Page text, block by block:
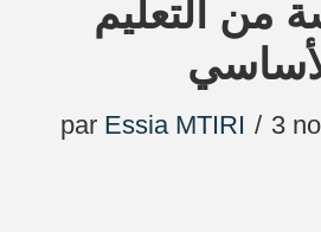
من التعليم
par Essia MTIRI 3